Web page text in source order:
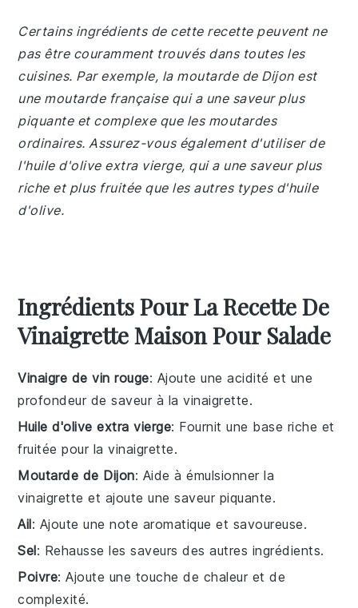
Certains ingrédients de cette recette peuvent ne
pas être couramment trouvés dans toutes les
cuisines. Par exemple, la moutarde de Dijon est
une moutarde française qui a une saveur plus
piquante et complexe que les moutardes
ordinaires. Assurez-vous également d'utiliser de
l'huile d'olive extra vierge, qui a une saveur plus
riche et plus fruitée que les autres types d'huile
d'olive.
Ingrédients Pour La Recette De
Vinaigrette Maison Pour Salade
Vinaigre de vin rouge: Ajoute une acidité et une
profondeur de saveur à la vinaigrette.
Huile d'olive extra vierge: Fournit une base riche et
fruitée pour la vinaigrette.
Moutarde de Dijon: Aide à émulsionner la
vinaigrette et ajoute une saveur piquante.
Ail: Ajoute une note aromatique et savoureuse.
Sel: Rehausse les saveurs des autres ingrédients.
Poivre: Ajoute une touche de chaleur et de
complexité.